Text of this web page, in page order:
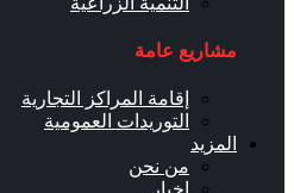
مشاريع عامة
إقامة المراكز التجارية
التوريدات العمومية
المزيد
من نحن